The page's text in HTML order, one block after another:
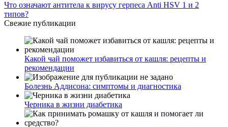
Что означают антитела к вирусу герпеса Anti HSV 1 и 2
типов?
Свежие публикации
Какой чай поможет избавиться от кашля: рецепты и
рекомендации
Болезнь Аддисона: симптомы и диагностика
Черника в жизни диабетика